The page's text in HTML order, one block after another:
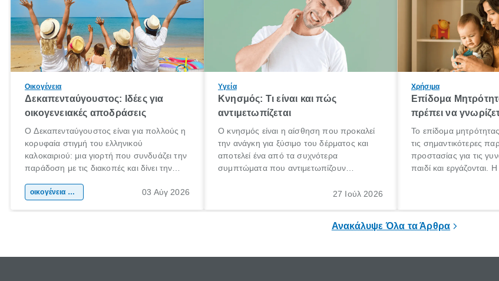
Οικογένεια
Δεκαπενταύγουστος: Ιδέες για
οικογενειακές αποδράσεις
Ο Δεκαπενταύγουστος είναι για πολλούς η
κορυφαία στιγμή του ελληνικού
καλοκαιριού: μια γιορτή που συνδυάζει την
παράδοση με τις διακοπές και δίνει την
χώρας. Είτε πρόκειται για λίγες μέρες
οικογένεια & παιδί 03 Αύγ 2026
Υγεία
Κνησμός: Τι είναι και πώς
αντιμετωπίζεται
Ο κνησμός είναι η αίσθηση που προκαλεί
την ανάγκη για ξύσιμο του δέρματος και
αποτελεί ένα από τα συχνότερα
συμπτώματα που αντιμετωπίζουν
πληροφορίες για το «κνησμός τι είναι»,
27 Ιούλ 2026
Χρήσιμα
Επίδομα
πρέπει να
Το επίδομα
τις σημαντικότερες
προστασίας για τις
παιδί και εργάζονται.
σημαντική περίοδος
Ανακάλυψε Όλα τα Άρθρα